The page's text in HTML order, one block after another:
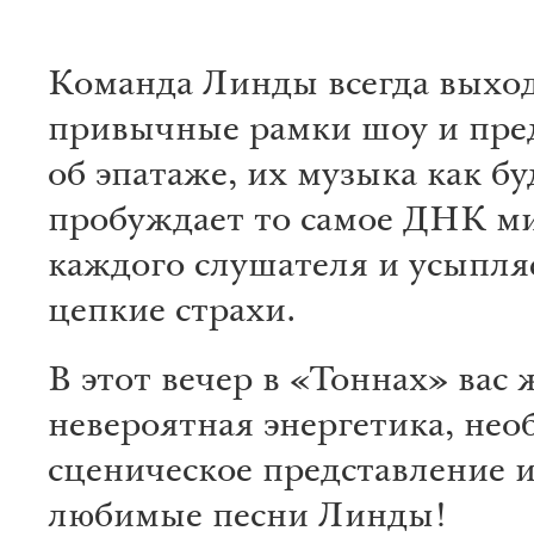
Команда Линды всегда
привычные рамки шоу и
об эпатаже, их музыка как
пробуждает то самое ДНК
каждого слушателя и
цепкие страхи.
В этот вечер в «Тоннах» вас
невероятная энергетика,
сценическое представление
любимые песни Линды!